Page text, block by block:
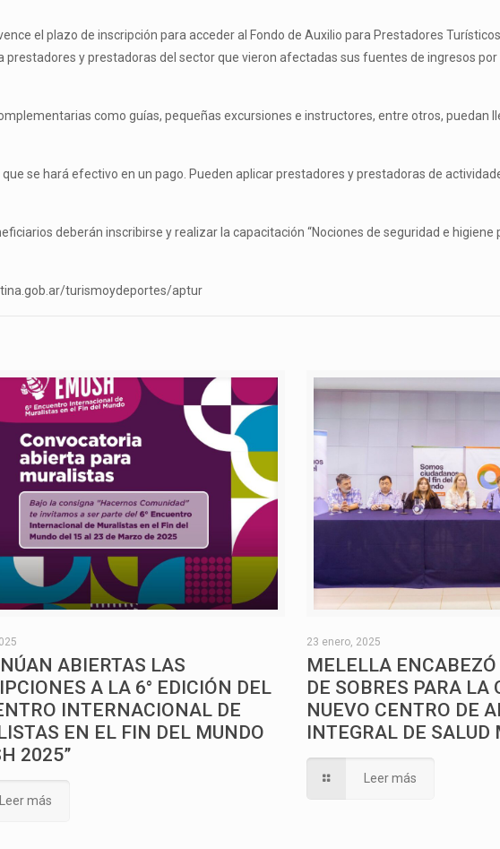
el plazo de inscripción para acceder al Fondo de Auxilio para Prestadores
y prestadoras del sector que vieron afectadas sus fuentes de ingresos
como guías, pequeñas excursiones e instructores, entre otros, puedan
se hará efectivo en un pago. Pueden aplicar prestadores y prestadoras de
deberán inscribirse y realizar la capacitación “Nociones de seguridad e higiene
turismoydeportes/aptur
ABIERTAS LAS
A LA 6° EDICIÓN DEL
INTERNACIONAL DE
EN EL FIN DEL MUNDO
2025”
Leer más
23 enero, 2025
MELELLA
DE SOBRES PARA LA
NUEVO CENTRO DE
INTEGRAL DE SALUD
Leer más